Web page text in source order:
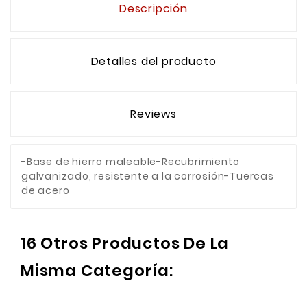
Descripción
Detalles del producto
Reviews
-Base de hierro maleable-Recubrimiento
galvanizado, resistente a la corrosión-Tuercas
de acero
16 Otros Productos De La
Misma Categoría: